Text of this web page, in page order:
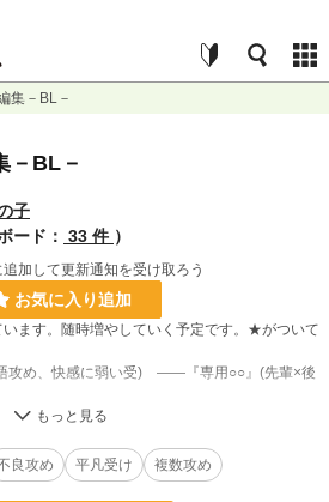
集－BL－
－BL－
子
ード： 33 件 ）
加して更新通知を受け取ろう
お気に入り追加
います。随時増やしていく予定です。★がついて
攻め、快感に弱い受) ――『専用○○』(先輩×後
んだけっけ？』(複数攻め、不良＆美人攻め、
良攻め 平凡受け 複数攻め